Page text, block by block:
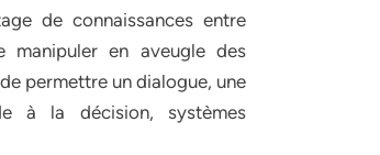
de connaissances entre
manipuler en aveugle des
permettre un dialogue, une
à la décision, systèmes